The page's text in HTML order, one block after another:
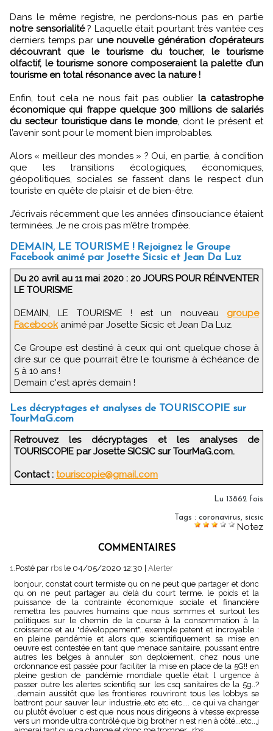
Dans le même registre, ne perdons-nous pas en partie
notre sensorialité? Laquelle était pourtant très vantée ces
derniers temps par une nouvelle génération d’opérateurs
découvrant que le tourisme du toucher, le tourisme
olfactif, le tourisme sonore composeraient la palette d’un
tourisme en total résonance avec la nature !
Enfin, tout cela ne nous fait pas oublier la catastrophe
économique qui frappe quelque 300 millions de salariés
du secteur touristique dans le monde, dont le présent et
l’avenir sont pour le moment bien improbables.
Alors « meilleur des mondes » ? Oui, en partie, à condition
que les transitions écologiques, économiques,
géopolitiques, sociales se fassent dans le respect d’un
touriste en quête de plaisir et de bien-être.
J’écrivais récemment que les années d’insouciance étaient
terminées. Je ne crois pas m’être trompée.
DEMAIN, LE TOURISME ! Rejoignez le Groupe
Facebook animé par Josette Sicsic et Jean Da Luz
Du 20 avril au 11 mai 2020 : 20 JOURS POUR RÉINVENTER
LE TOURISME
DEMAIN, LE TOURISME ! est un nouveau groupe
Facebookanimé par Josette Sicsic et Jean Da Luz.
Ce Groupe est destiné à ceux qui ont quelque chose à
dire sur ce que pourrait être le tourisme à échéance de
5 à 10 ans !
Demain c'est après demain !
Les décryptages et analyses de TOURISCOPIE sur
TourMaG.com
Retrouvez les décryptages et les analyses de
TOURISCOPIE par Josette SICSIC sur TourMaG.com.
Contact : touriscopie@gmail.com
Lu 13862 fois
Tags : coronavirus, sicsic
Notez
COMMENTAIRES
1. Posté par rbs le 04/05/2020 12:30 | Alerter
bonjour, constat court termiste qu on ne peut que partager et donc
qu on ne peut partager au delà du court terme. le poids et la
puissance de la contrainte économique sociale et financière
remettra les pauvres humains que nous sommes et surtout les
politiques sur le chemin de la course à la consommation à la
croissance et au "développement"...exemple patent et incroyable :
en pleine pandémie et alors que scientifiquement sa mise en
oeuvre est contestée en tant que menace sanitaire, poussant entre
autres les belges à annuler son deploiement, chez nous une
ordonnance est passée pour faciliter la mise en place de la 5G!! en
pleine gestion de pandémie mondiale quelle était l urgence à
passer outre les alertes scientifiq sur les csq sanitaires de la 5g..?
..demain aussitôt que les frontieres rouvriront tous les lobbys se
battront pour sauver leur industrie..etc etc etc.... ce qui va changer
ou plutôt évoluer c est que nous nous dirigeons à vitesse expresse
vers un monde ultra contrôlé que big brother n est rien à côté...etc...j